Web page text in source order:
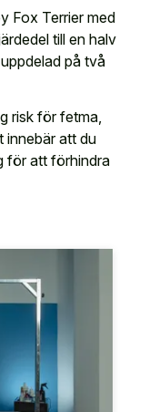
Fox Terrier med
till en halv
på två
risk för fetma,
innebär att du
för att förhindra